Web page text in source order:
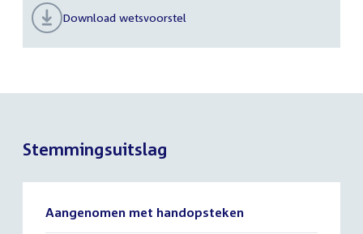
Download wetsvoorstel
Stemmingsuitslag
Aangenomen met handopsteken